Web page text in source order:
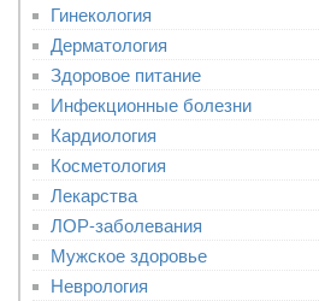
Гинекология
Дерматология
Здоровое питание
Инфекционные болезни
Кардиология
Косметология
Лекарства
ЛОР-заболевания
Мужское здоровье
Неврология